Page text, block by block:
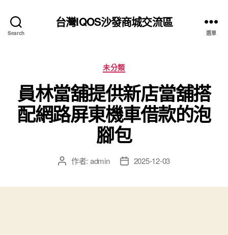
Search
台灣IQOS沙發商城交流區
選單
分
類
未分類
員林當舖提供新店當舖搭
配網路屏東機車借款的泡
腳包
文 作者: admin
文 2025-12-03